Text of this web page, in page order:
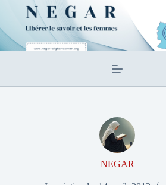
contenu
NEGAR